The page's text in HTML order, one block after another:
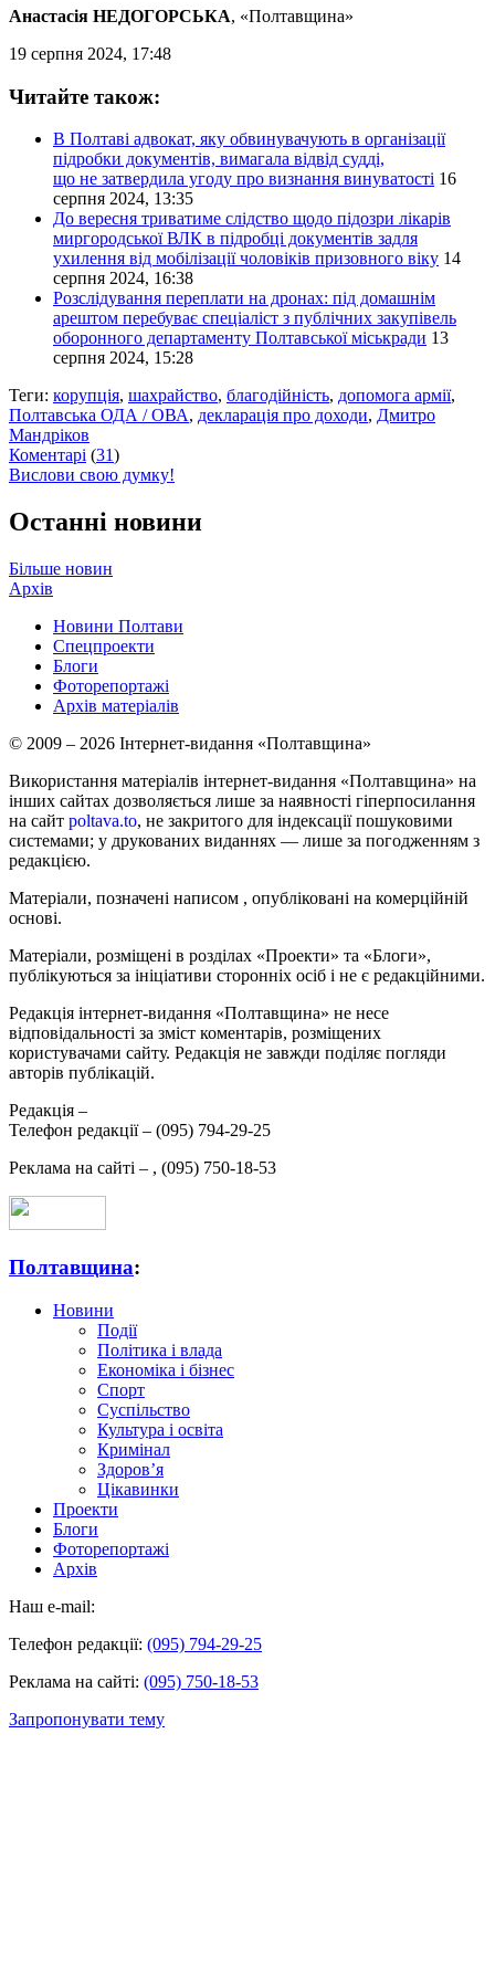
Анастасія НЕДОГОРСЬКА, «Полтавщина»
19 серпня 2024, 17:48
Читайте також:
В Полтаві адвокат, яку обвинувачують в організації
підробки документів, вимагала відвід судді,
що не затвердила угоду про визнання винуватості 16
серпня 2024, 13:35
До вересня триватиме слідство щодо підозри лікарів
миргородської ВЛК в підробці документів задля
ухилення від мобілізації чоловіків призовного віку 14
серпня 2024, 16:38
Розслідування переплати на дронах: під домашнім
арештом перебуває спеціаліст з публічних закупівель
оборонного департаменту Полтавської міськради 13
серпня 2024, 15:28
Теги: корупція, шахрайство, благодійність, допомога армії,
Полтавська ОДА / ОВА, декларація про доходи, Дмитро
Мандріков
Коментарі (31)
Вислови свою думку!
Останні новини
Більше новин
Архів
Новини Полтави
Спецпроекти
Блоги
Фоторепортажі
Архів матеріалів
© 2009 – 2026 Інтернет-видання «Полтавщина»
Використання матеріалів інтернет-видання «Полтавщина» на
інших сайтах дозволяється лише за наявності гіперпосилання
на сайт poltava.to, не закритого для індексації пошуковими
системами; у друкованих виданнях — лише за погодженням з
редакцією.
Матеріали, позначені написом , опубліковані на комерційній
основі.
Матеріали, розміщені в розділах «Проекти» та «Блоги»,
публікуються за ініціативи сторонніх осіб і не є редакційними.
Редакція інтернет-видання «Полтавщина» не несе
відповідальності за зміст коментарів, розміщених
користувачами сайту. Редакція не завжди поділяє погляди
авторів публікацій.
Редакція –
Телефон редакції – (095) 794-29-25
Реклама на сайті – , (095) 750-18-53
Полтавщина:
Новини
Події
Політика і влада
Економіка і бізнес
Спорт
Суспільство
Культура і освіта
Кримінал
Здоров’я
Цікавинки
Проекти
Блоги
Фоторепортажі
Архів
Наш e-mail:
Телефон редакції: (095) 794-29-25
Реклама на сайті: (095) 750-18-53
Запропонувати тему